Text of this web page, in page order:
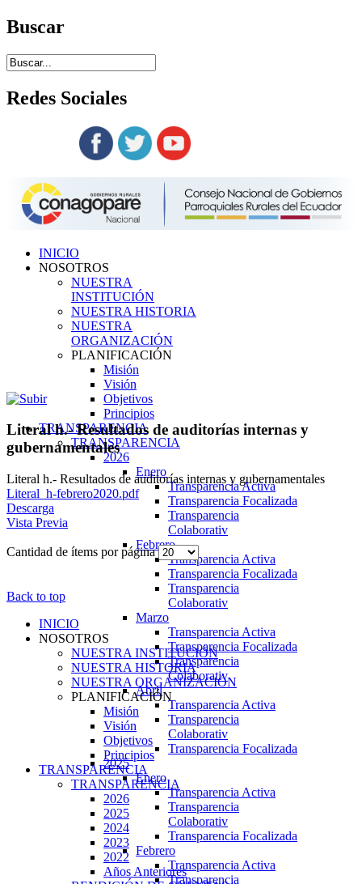
Buscar
Redes Sociales
INICIO
NOSOTROS
NUESTRA
INSTITUCIÓN
NUESTRA HISTORIA
NUESTRA
ORGANIZACIÓN
PLANIFICACIÓN
Misión
Visión
Objetivos
Principios
TRANSPARENCIA
TRANSPARENCIA
2026
Enero
Transparencia Activa
Transparencia Focalizada
Transparencia
Colaborativ
Febrero
Transparencia Activa
Transparencia Focalizada
Transparencia
Colaborativ
Marzo
Transparencia Activa
Transparencia Focalizada
Transparencia
Colaborativ
Abril
Transparencia Activa
Transparencia
Colaborativ
Transparencia Focalizada
2025
Enero
Transparencia Activa
Transparencia
Colaborativ
Transparencia Focalizada
Febrero
Transparencia Activa
Transparencia
Literal h.- Resultados de auditorías internas y
gubernamentales
Literal h.- Resultados de auditorías internas y gubernamentales
Literal_h-febrero2020.pdf
Descarga
Vista Previa
Cantidad de ítems por página
Back to top
INICIO
NOSOTROS
NUESTRA INSTITUCIÓN
NUESTRA HISTORIA
NUESTRA ORGANIZACIÓN
PLANIFICACIÓN
Misión
Visión
Objetivos
Principios
TRANSPARENCIA
TRANSPARENCIA
2026
2025
2024
2023
2022
Años Anteriores